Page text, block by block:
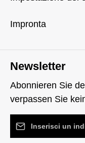
Newsletter
Abonnieren Sie
verpassen Sie
Indirizzo e-mail*
Impronta